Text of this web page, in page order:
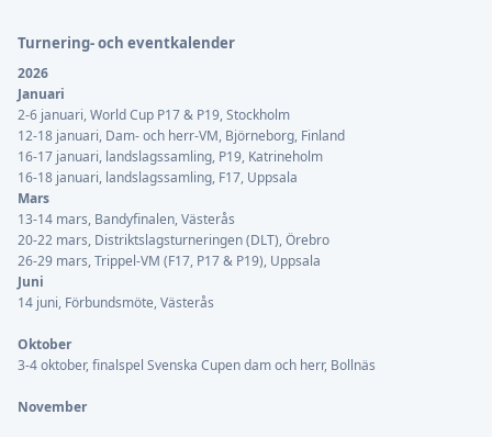
Turnering- och eventkalender
2026
Januari
2-6 januari, World Cup P17 & P19, Stockholm
12-18 januari, Dam- och herr-VM, Björneborg, Finland
16-17 januari, landslagssamling, P19, Katrineholm
16-18 januari, landslagssamling, F17, Uppsala
Mars
13-14 mars, Bandyfinalen, Västerås
20-22 mars, Distriktslagsturneringen (DLT), Örebro
26-29 mars, Trippel-VM (F17, P17 & P19), Uppsala
Juni
14 juni, Förbundsmöte, Västerås
Oktober
3-4 oktober, finalspel Svenska Cupen dam och herr, Bollnäs
November